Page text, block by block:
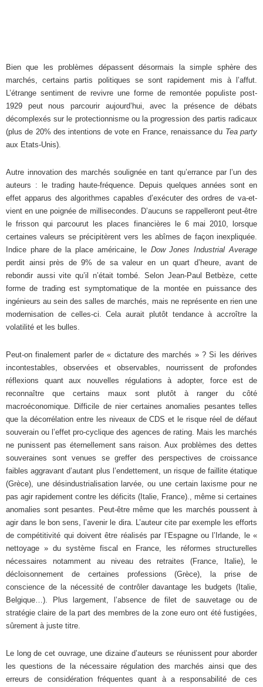
Bien que les problèmes dépassent désormais la simple sphère des
marchés, certains partis politiques se sont rapidement mis à l’affut.
L’étrange sentiment de revivre une forme de remontée populiste post-
1929 peut nous parcourir aujourd’hui, avec la présence de débats
décomplexés sur le protectionnisme ou la progression des partis radicaux
(plus de 20% des intentions de vote en France, renaissance du Tea party
aux Etats-Unis).
Autre innovation des marchés soulignée en tant qu’errance par l’un des
auteurs : le trading haute-fréquence. Depuis quelques années sont en
effet apparus des algorithmes capables d’exécuter des ordres de va-et-
vient en une poignée de millisecondes. D’aucuns se rappelleront peut-être
le frisson qui parcourut les places financières le 6 mai 2010, lorsque
certaines valeurs se précipitèrent vers les abîmes de façon inexpliquée.
Indice phare de la place américaine, le Dow Jones Industrial Average
perdit ainsi près de 9% de sa valeur en un quart d’heure, avant de
rebondir aussi vite qu’il n’était tombé. Selon Jean-Paul Betbèze, cette
forme de trading est symptomatique de la montée en puissance des
ingénieurs au sein des salles de marchés, mais ne représente en rien une
modernisation de celles-ci. Cela aurait plutôt tendance à accroître la
volatilité et les bulles.
Peut-on finalement parler de « dictature des marchés » ? Si les dérives
incontestables, observées et observables, nourrissent de profondes
réflexions quant aux nouvelles régulations à adopter, force est de
reconnaître que certains maux sont plutôt à ranger du côté
macroéconomique. Difficile de nier certaines anomalies pesantes telles
que la décorrélation entre les niveaux de CDS et le risque réel de défaut
souverain ou l’effet pro-cyclique des agences de rating. Mais les marchés
ne punissent pas éternellement sans raison. Aux problèmes des dettes
souveraines sont venues se greffer des perspectives de croissance
faibles aggravant d’autant plus l’endettement, un risque de faillite étatique
(Grèce), une désindustrialisation larvée, ou une certain laxisme pour ne
pas agir rapidement contre les déficits (Italie, France)., même si certaines
anomalies sont pesantes. Peut-être même que les marchés poussent à
agir dans le bon sens, l’avenir le dira. L’auteur cite par exemple les efforts
de compétitivité qui doivent être réalisés par l’Espagne ou l’Irlande, le «
nettoyage » du système fiscal en France, les réformes structurelles
nécessaires notamment au niveau des retraites (France, Italie), le
décloisonnement de certaines professions (Grèce), la prise de
conscience de la nécessité de contrôler davantage les budgets (Italie,
Belgique…). Plus largement, l’absence de filet de sauvetage ou de
stratégie claire de la part des membres de la zone euro ont été fustigées,
sûrement à juste titre.
Le long de cet ouvrage, une dizaine d’auteurs se réunissent pour aborder
les questions de la nécessaire régulation des marchés ainsi que des
erreurs de considération fréquentes quant à a responsabilité de ces